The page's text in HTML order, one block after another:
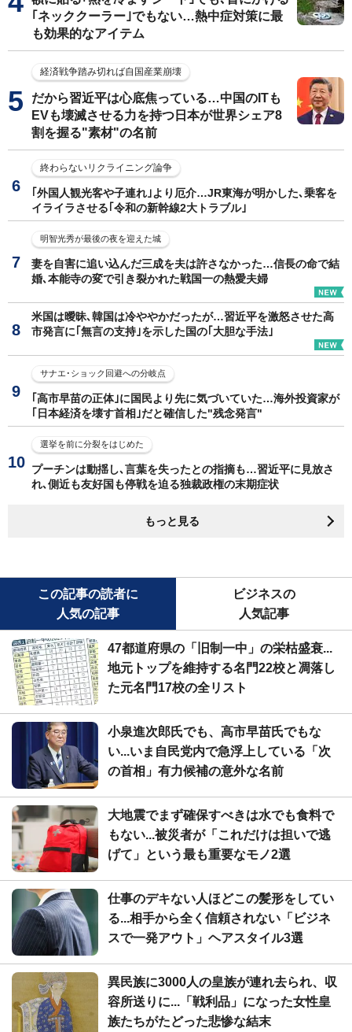
｢ネッククーラー｣でもない…熱中症対策に最
も効果的なアイテム
経済戦争踏み切れば自国産業崩壊
だから習近平は心底焦っている…中国のITも
EVも壊滅させる力を持つ日本が世界シェア8
割を握る"素材"の名前
終わらないリクライニング論争
｢外国人観光客や子連れ｣より厄介…JR東海が明かした､乗客を
イライラさせる｢令和の新幹線2大トラブル｣
明智光秀が最後の夜を迎えた城
妻を自害に追い込んだ三成を夫は許さなかった…信長の命で結
婚､本能寺の変で引き裂かれた戦国一の熱愛夫婦
米国は曖昧､韓国は冷ややかだったが…習近平を激怒させた高
市発言に｢無言の支持｣を示した国の｢大胆な手法｣
サナエ･ショック回避への分岐点
｢高市早苗の正体｣に国民より先に気づいていた…海外投資家が
｢日本経済を壊す首相｣だと確信した"残念発言"
選挙を前に分裂をはじめた
プーチンは動揺し､言葉を失ったとの指摘も…習近平に見放さ
れ､側近も友好国も停戦を迫る独裁政権の末期症状
もっと見る
この記事の読者に
人気の記事
ビジネスの
人気記事
47都道府県の「旧制一中」の栄枯盛衰...
地元トップを維持する名門22校と凋落し
た元名門17校の全リスト
小泉進次郎氏でも、高市早苗氏でもな
い...いま自民党内で急浮上している「次
の首相」有力候補の意外な名前
大地震でまず確保すべきは水でも食料で
もない...被災者が「これだけは担いで逃
げて」という最も重要なモノ2選
仕事のデキない人ほどこの髪形をしてい
る...相手から全く信頼されない「ビジネ
スで一発アウト」ヘアスタイル3選
異民族に3000人の皇族が連れ去られ、収
容所送りに...「戦利品」になった女性皇
族たちがたどった悲惨な結末